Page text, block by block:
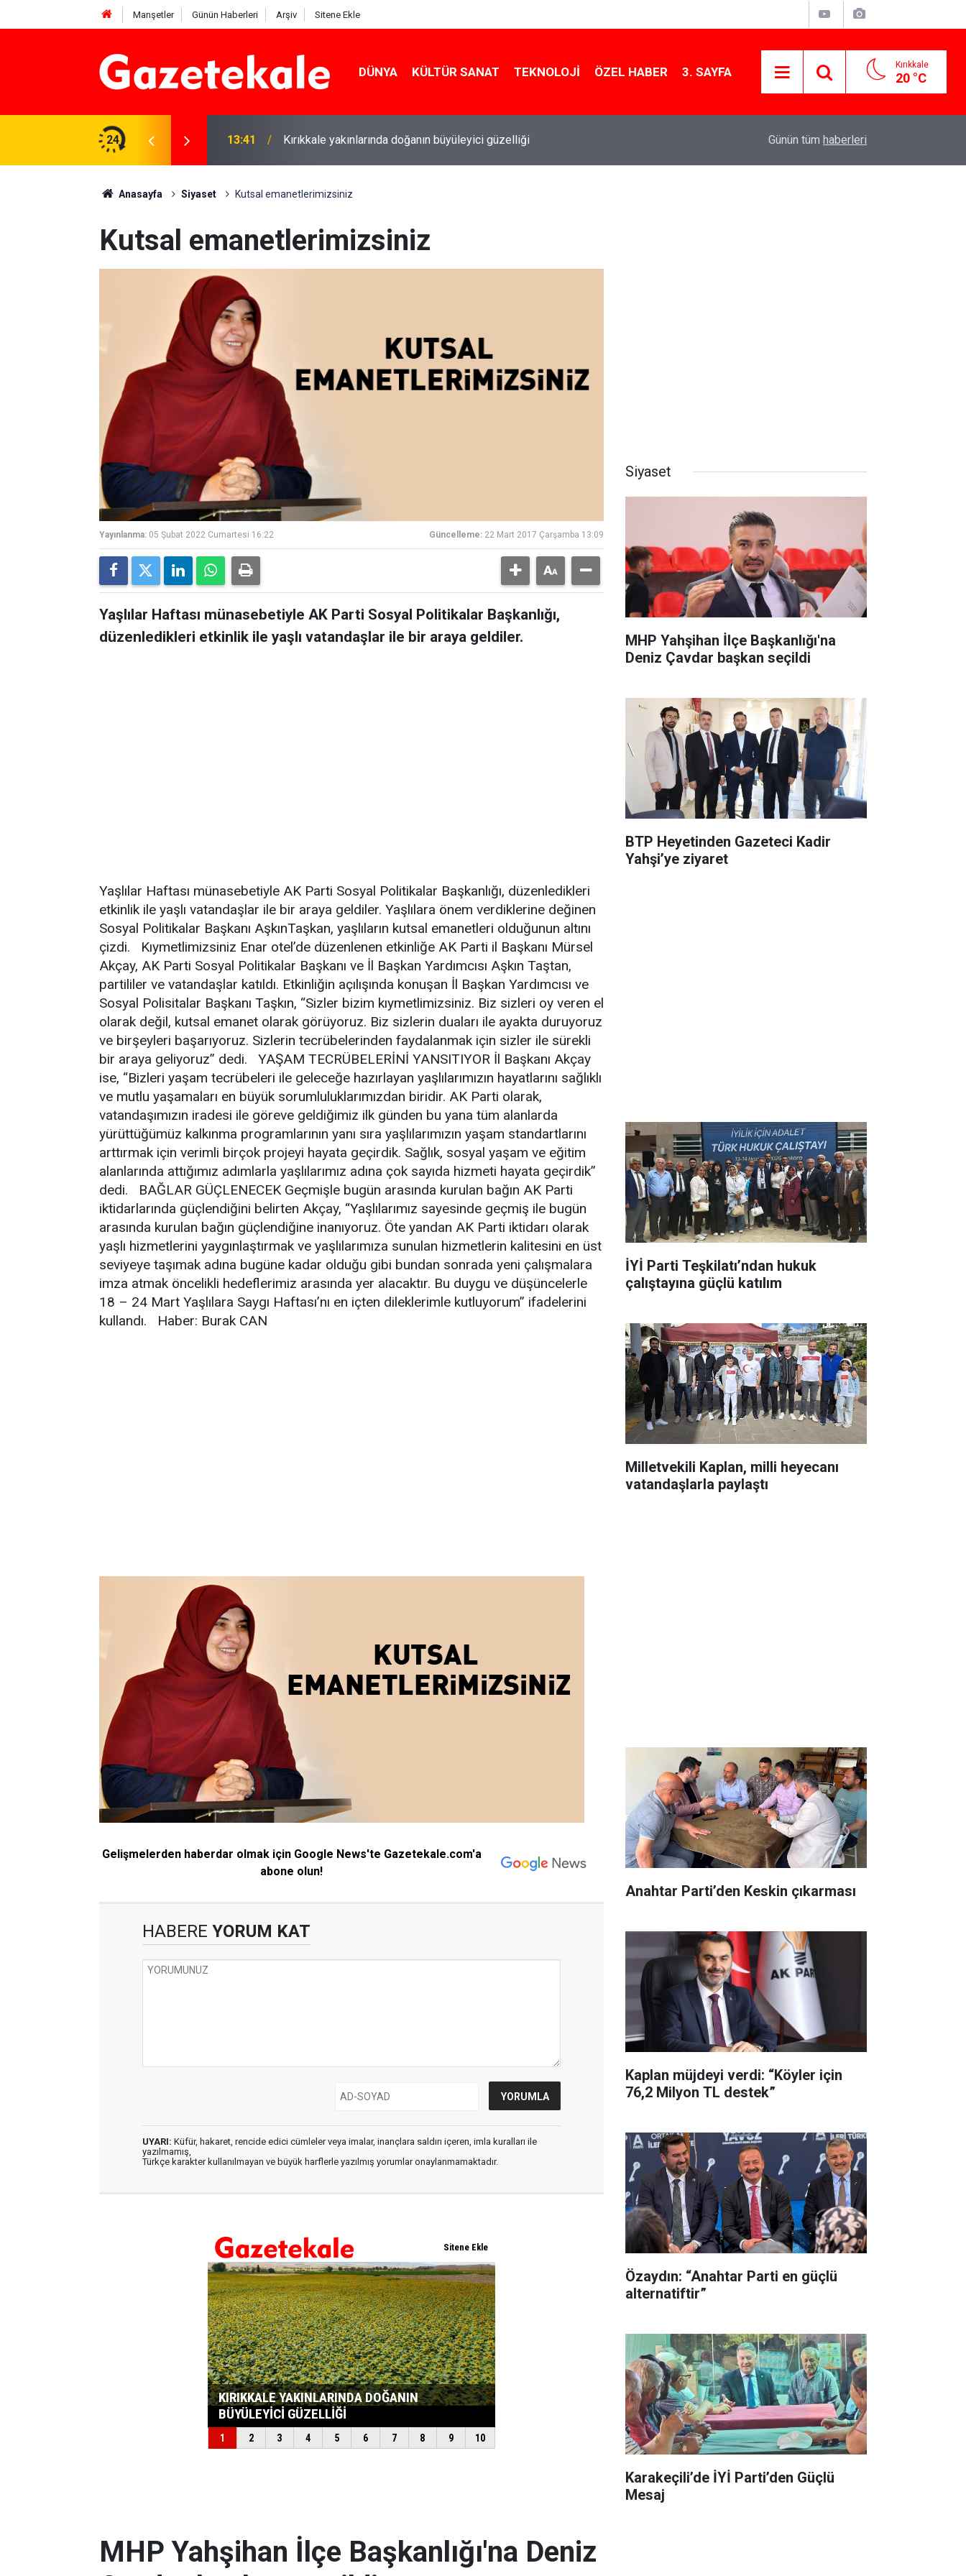
Manşetler Günün Haberleri Arşiv Sitene Ekle
DÜNYA KÜLTÜR SANAT TEKNOLOJI ÖZEL HABER 3. SAYFA Kırıkkale
20 °C
24
Çavdar başkan seçildi 13:41 Kırıkkale yakınlarında doğanın büyüleyici güzelliği Kırıkkale Çalılıöz Mahallesi'nde altyapı
Günün tüm haberleri
Anasayfa Siyaset Kutsal emanetlerimizsiniz
Kutsal emanetlerimizsiniz
Yayınlanma: 05 Şubat 2022 Cumartesi 16:22 Güncelleme: 22 Mart 2017 Çarşamba 13:09
Yaşlılar Haftası münasebetiyle AK Parti Sosyal Politikalar Başkanlığı,
düzenledikleri etkinlik ile yaşlı vatandaşlar ile bir araya geldiler.
Yaşlılar Haftası münasebetiyle AK Parti Sosyal Politikalar Başkanlığı, düzenledikleri
etkinlik ile yaşlı vatandaşlar ile bir araya geldiler. Yaşlılara önem verdiklerine değinen
Sosyal Politikalar Başkanı AşkınTaşkan, yaşlıların kutsal emanetleri olduğunun altını
çizdi. Kıymetlimizsiniz Enar otel’de düzenlenen etkinliğe AK Parti il Başkanı Mürsel
Akçay, AK Parti Sosyal Politikalar Başkanı ve İl Başkan Yardımcısı Aşkın Taştan,
partililer ve vatandaşlar katıldı. Etkinliğin açılışında konuşan İl Başkan Yardımcısı ve
Sosyal Polisitalar Başkanı Taşkın, “Sizler bizim kıymetlimizsiniz. Biz sizleri oy veren el
olarak değil, kutsal emanet olarak görüyoruz. Biz sizlerin duaları ile ayakta duruyoruz
ve birşeyleri başarıyoruz. Sizlerin tecrübelerinden faydalanmak için sizler ile sürekli
bir araya geliyoruz” dedi. YAŞAM TECRÜBELERİNİ YANSITIYOR İl Başkanı Akçay
ise, “Bizleri yaşam tecrübeleri ile geleceğe hazırlayan yaşlılarımızın hayatlarını sağlıklı
ve mutlu yaşamaları en büyük sorumluluklarımızdan biridir. AK Parti olarak,
vatandaşımızın iradesi ile göreve geldiğimiz ilk günden bu yana tüm alanlarda
yürüttüğümüz kalkınma programlarının yanı sıra yaşlılarımızın yaşam standartlarını
arttırmak için verimli birçok projeyi hayata geçirdik. Sağlık, sosyal yaşam ve eğitim
alanlarında attığımız adımlarla yaşlılarımız adına çok sayıda hizmeti hayata geçirdik”
dedi. BAĞLAR GÜÇLENECEK Geçmişle bugün arasında kurulan bağın AK Parti
iktidarlarında güçlendiğini belirten Akçay, “Yaşlılarımız sayesinde geçmiş ile bugün
arasında kurulan bağın güçlendiğine inanıyoruz. Öte yandan AK Parti iktidarı olarak
yaşlı hizmetlerini yaygınlaştırmak ve yaşlılarımıza sunulan hizmetlerin kalitesini en üst
seviyeye taşımak adına bugüne kadar olduğu gibi bundan sonrada yeni çalışmalara
imza atmak öncelikli hedeflerimiz arasında yer alacaktır. Bu duygu ve düşüncelerle
18 – 24 Mart Yaşlılara Saygı Haftası’nı en içten dileklerimle kutluyorum” ifadelerini
kullandı. Haber: Burak CAN
Gelişmelerden haberdar olmak için Google News'te Gazetekale.com'a
abone olun!
HABERE YORUM KAT
UYARI: Küfür, hakaret, rencide edici cümleler veya imalar, inançlara saldırı içeren, imla kuralları ile
yazılmamış,
Türkçe karakter kullanılmayan ve büyük harflerle yazılmış yorumlar onaylanmamaktadır.
Siyaset
MHP Yahşihan İlçe Başkanlığı'na
Deniz Çavdar başkan seçildi
BTP Heyetinden Gazeteci Kadir
Yahşi’ye ziyaret
İYİ Parti Teşkilatı’ndan hukuk
çalıştayına güçlü katılım
Milletvekili Kaplan, milli heyecanı
vatandaşlarla paylaştı
Anahtar Parti’den Keskin çıkarması
Kaplan müjdeyi verdi: “Köyler için
76,2 Milyon TL destek”
Özaydın: “Anahtar Parti en güçlü
alternatiftir”
Karakeçili’de İYİ Parti’den Güçlü
Mesaj
MHP Yahşihan İlçe Başkanlığı'na Deniz